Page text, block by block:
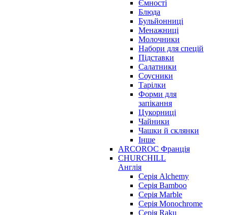
Ємності
Блюда
Бульйонниці
Менажниці
Молочники
Набори для спецій
Підставки
Салатники
Соусники
Тарілки
Форми для
запікання
Цукорниці
Чайники
Чашки й склянки
Інше
ARCOROC Франція
CHURCHILL
Англія
Серія Alchemy
Серія Bamboo
Серія Marble
Серія Monochrome
Серія Raku